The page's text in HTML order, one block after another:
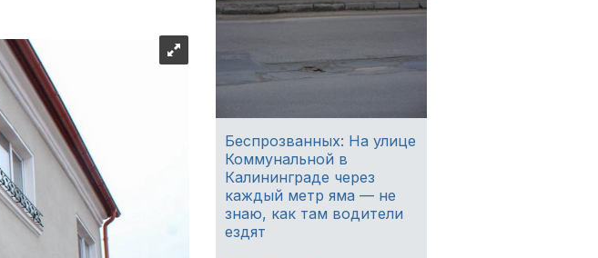
Беспрозванных: На улице
Коммунальной в
Калининграде через
каждый метр яма — не
знаю, как там водители
ездят